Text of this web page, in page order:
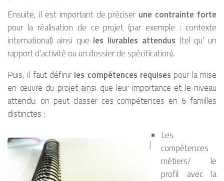
Ensuite, il est important de préciser une contrainte forte
pour la réalisation de ce projet (par exemple : contexte
international) ainsi que les livrables attendus (tel qu’ un
rapport d’activité ou un dossier de spécification).
Puis, il faut définir les compétences requises pour la mise
en œuvre du projet ainsi que leur importance et le niveau
attendu: on peut classer ces compétences en 6 familles
distinctes :
Les
compétences
métiers/ le
profil avec la